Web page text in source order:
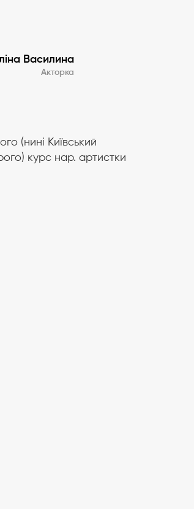
Василина
Акторка
(нині Київський
курс нар. артистки